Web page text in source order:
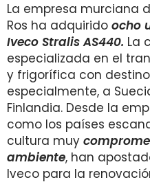
La empresa murciana
Ros ha adquirido ocho
Iveco Stralis AS440. La
especializada en el
y frigorífica con
especialmente, a
Finlandia. Desde la
como los países
cultura muy
ambiente, han
Iveco para la